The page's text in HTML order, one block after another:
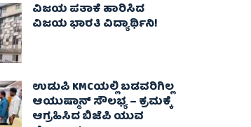
ವಿಜಯ ಪತಾಕೆ ಹಾರಿಸಿದ
ವಿಜಯ ಭಾರತಿ ವಿದ್ಯಾರ್ಥಿನಿ!
ಉಡುಪಿ KMCಯಲ್ಲಿ ಬಡವರಿಗಿಲ್ಲ
ಆಯುಷ್ಮಾನ್ ಸೌಲಭ್ಯ – ಕ್ರಮಕ್ಕೆ
ಆಗ್ರಹಿಸಿದ ಬಿಜೆಪಿ ಯುವ